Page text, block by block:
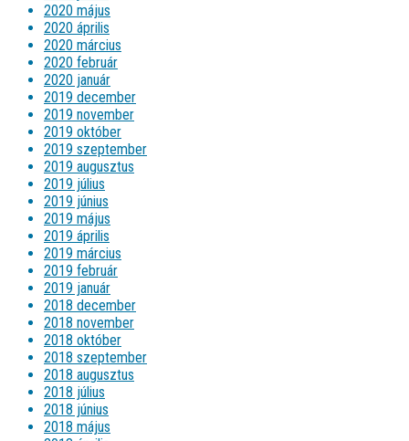
2020 május
2020 április
2020 március
2020 február
2020 január
2019 december
2019 november
2019 október
2019 szeptember
2019 augusztus
2019 július
2019 június
2019 május
2019 április
2019 március
2019 február
2019 január
2018 december
2018 november
2018 október
2018 szeptember
2018 augusztus
2018 július
2018 június
2018 május